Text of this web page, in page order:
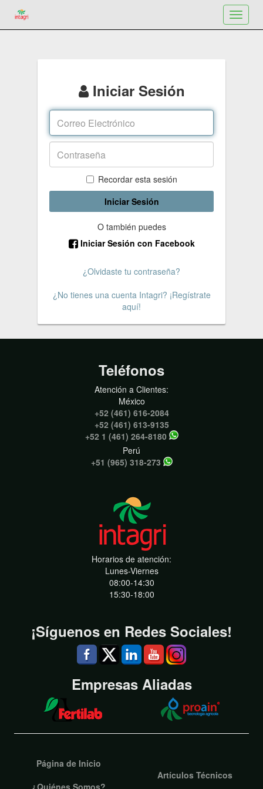
Toggle
Iniciar Sesión
Recordar esta sesión
Iniciar Sesión
O también puedes
Iniciar Sesión con Facebook
¿Olvidaste tu contraseña?
¿No tienes una cuenta Intagri? ¡Regístrate
aquí!
Teléfonos
Atención a Clientes:
México
+52 (461) 616-2084
+52 (461) 613-9135
+52 1 (461) 264-8180
Perú
+51 (965) 318-273
Horarios de atención:
Lunes-Viernes
08:00-14:30
15:30-18:00
¡Síguenos en Redes Sociales!
Empresas Aliadas
Página de Inicio
¿Quiénes Somos?
Artículos Técnicos